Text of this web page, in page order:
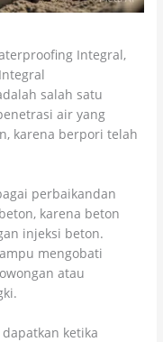
Integral,
salah satu
air yang
karena berpori telah
perbaikandan
karena beton
injeksi beton.
mengobati
atau
ketika